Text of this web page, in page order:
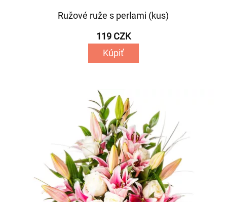
Ružové ruže s perlami (kus)
119 CZK
Kúpiť